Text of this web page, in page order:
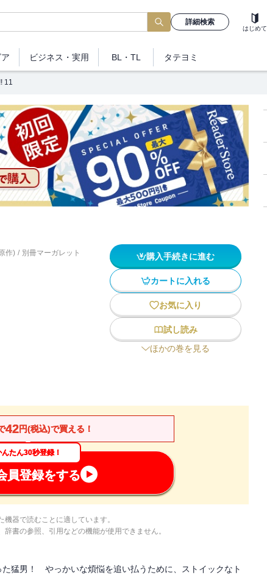
詳細検索
はじめて
ビジネス ・実用 BL・TL タテヨミ
11
作) / 別冊マーガレット 購入手続きに進む
カートに入れる
お気に入り
試し読み
ほかの巻を見る
42円(税込)で買える！
んたん30秒登録！
員登録をする
器で読むことに適しています。
書の参照、引用などの機能が使用できません。
猛男！ やっかいな煩悩を追い払うために、ストイックなト